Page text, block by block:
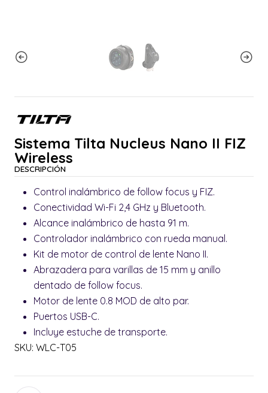
Sistema Tilta Nucleus Nano II FIZ
Wireless
DESCRIPCIÓN
Control inalámbrico de follow focus y FIZ.
Conectividad Wi-Fi 2,4 GHz y Bluetooth.
Alcance inalámbrico de hasta 91 m.
Controlador inalámbrico con rueda manual.
Kit de motor de control de lente Nano II.
Abrazadera para varillas de 15 mm y anillo
dentado de follow focus.
Motor de lente 0.8 MOD de alto par.
Puertos USB-C.
Incluye estuche de transporte.
SKU: WLC-T05